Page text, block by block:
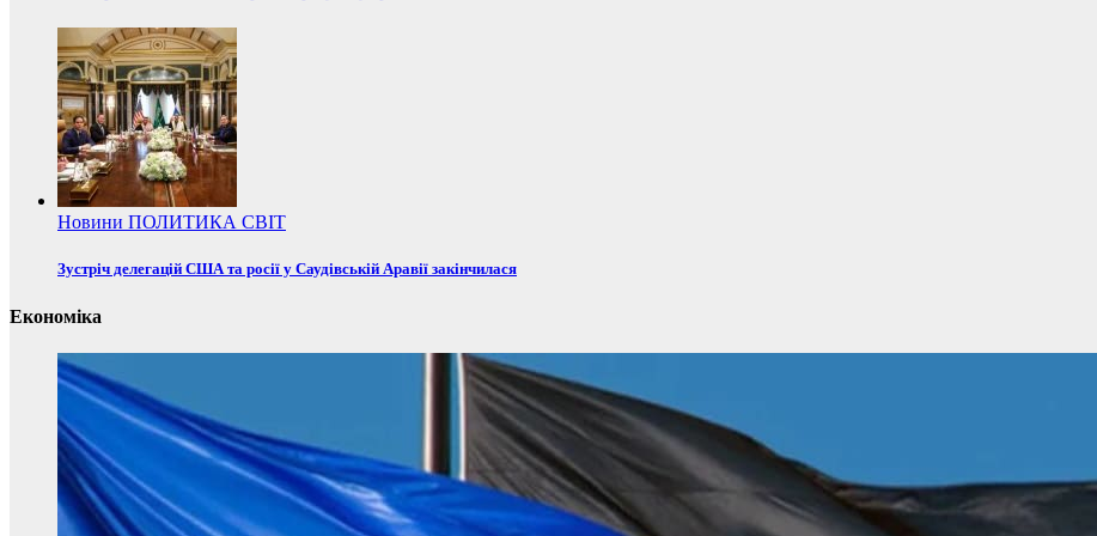
Новини ПОЛИТИКА СВІТ
Зустріч делегацій США та росії у Саудівській Аравії закінчилася
Економіка